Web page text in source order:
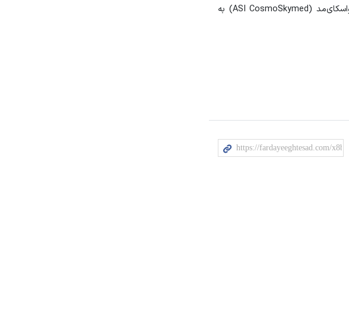
وی افزود که در روزهای آتی و بعد از پایش از طریق ماهواره‌های ئی‌اس‌ای سنتینل (ESA Sentinel) و ای‌اس‌آی کازمواسکای‌مد (ASI CosmoSkymed) به